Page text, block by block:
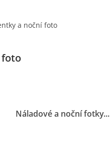
a noční foto
Náladové a noční fotky...